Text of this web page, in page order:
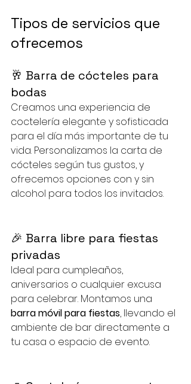
Tipos de servicios que
ofrecemos
🥂 Barra de cócteles para
bodas
Creamos una experiencia de
coctelería elegante y sofisticada
para el día más importante de tu
vida. Personalizamos la carta de
cócteles según tus gustos, y
ofrecemos opciones con y sin
alcohol para todos los invitados.
🎉 Barra libre para fiestas
privadas
Ideal para cumpleaños,
aniversarios o cualquier excusa
para celebrar. Montamos una
barra móvil para fiestas, llevando el
ambiente de bar directamente a
tu casa o espacio de evento.